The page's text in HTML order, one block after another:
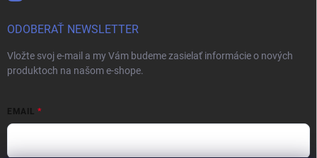
ODOBERAŤ NEWSLETTER
Vložte svoj e-mail a my Vám budeme zasielať informácie o nových
produktoch na našom e-shope.
EMAIL